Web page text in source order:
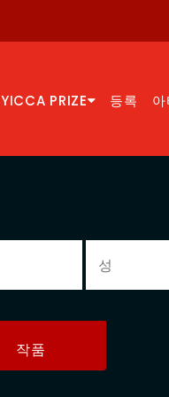
YICCA PRIZE 등록
작품